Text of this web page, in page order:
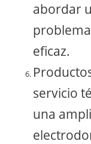
abordar
eficaz.
servicio
una